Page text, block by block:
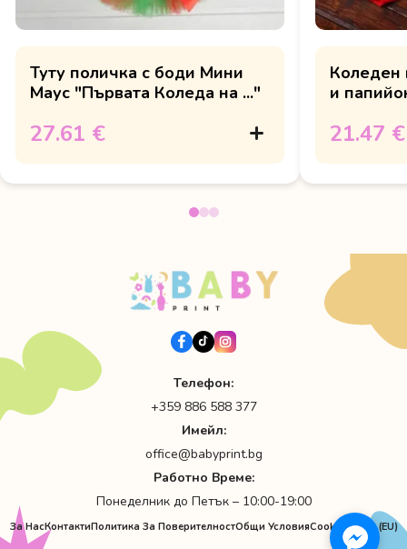
Туту поличка с боди Мини
Маус "Първата Коледа на ..."
27.61 €
Коледен
и
21.47 €
Телефон:
+359 886 588 377
Имейл:
office@babyprint.bg
Работно Време:
Понеделник до Петък – 10:00-19:00
За НасКонтактиПолитика За ПоверителностОбщи УсловияCookie Policy (EU)